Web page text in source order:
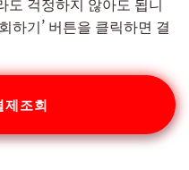
하기’ 버튼을 클릭하면 결
제조회